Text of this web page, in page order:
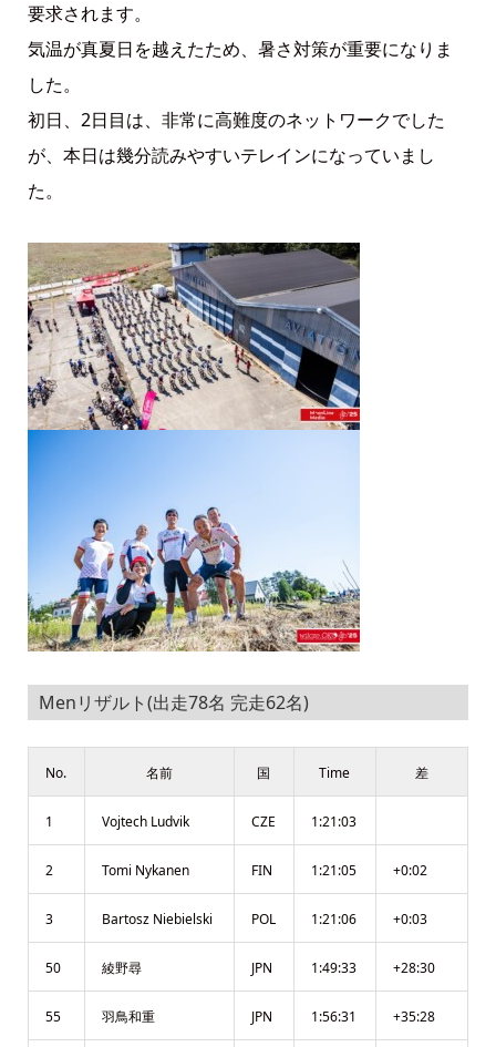
要求されます。
気温が真夏日を越えたため、暑さ対策が重要になりま
した。
初日、2日目は、非常に高難度のネットワークでした
が、本日は幾分読みやすいテレインになっていまし
た。
Menリザルト(出走78名 完走62名)
No. 名前 国 Time 差
1 Vojtech Ludvik CZE 1:21:03
2 Tomi Nykanen FIN 1:21:05 +0:02
3 Bartosz Niebielski POL 1:21:06 +0:03
50 綾野尋 JPN 1:49:33 +28:30
55 羽鳥和重 JPN 1:56:31 +35:28